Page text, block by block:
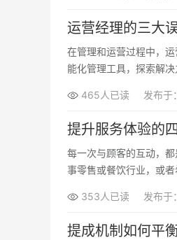
运营经理的三大
在管理和运营过程中，
能化管理工具，探索解决
465人已读 发布
提升服务体验的
每一次与顾客的互动，
事零售或餐饮行业，或
353人已读 发布
提成机制如何平